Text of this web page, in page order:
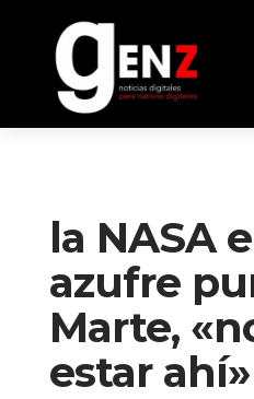
la NASA
azufre
Marte,
estar ahí»